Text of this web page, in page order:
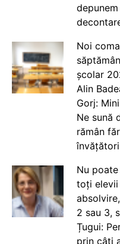
Noi
școlar
Alin
Gorj:
Ne sună
rămân
Nu
toți elevii
2 sau 3,
Țugui:
prin câți